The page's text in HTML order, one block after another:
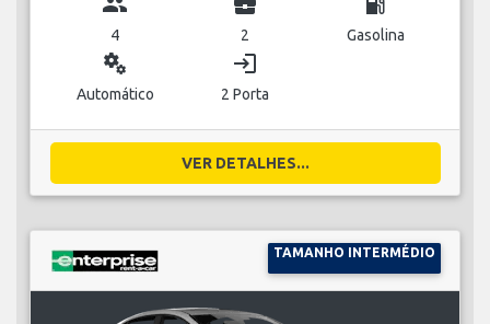
4 2 Gasolina
miscellaneous_services
Automático
login
2 Porta
VER DETALHES...
TAMANHO INTERMÉDIO